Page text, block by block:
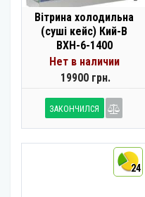
Вітрина холодильна
(суші кейс) Кий-В
ВХН-6-1400
Нет в наличии
19900 грн.
ЗАКОНЧИЛСЯ
24